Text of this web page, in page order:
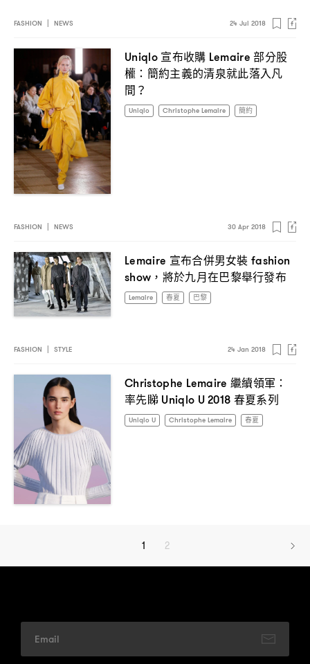
FASHION | NEWS 24 Jul 2018
Uniqlo 宣布收購 Lemaire部分股
權 ： 簡約主義的清泉就此落入凡
間 ？
Uniqlo Christophe Lemaire 簡約
FASHION | NEWS 30 Apr 2018
Lemaire 宣布合併男女裝 fashion
show， 將於九月在巴黎舉行發布
Lemaire 春夏 巴黎
FASHION STYLE 24 Jan 2018
Christophe Lemaire繼續領軍 ：
率先睇Uniqlo U 2018 春夏系列
Uniqlo U Christophe Lemaire 春夏
1 2